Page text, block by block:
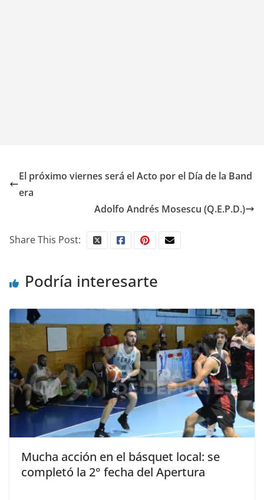
El próximo viernes será el Acto por el Día de la Band
era
Adolfo Andrés Mosescu (Q.E.P.D.)
Share This Post:
Podría interesarte
Mucha acción en el básquet local: se
completó la 2° fecha del Apertura